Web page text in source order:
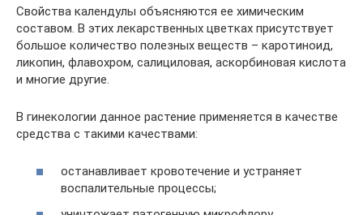
Свойства календулы объясняются ее химическим
составом. В этих лекарственных цветках присутствует
большое количество полезных веществ – каротиноид,
ликопин, флавохром, салициловая, аскорбиновая кислота
и многие другие.
В гинекологии данное растение применяется в качестве
средства с такими качествами:
останавливает кровотечение и устраняет
воспалительные процессы;